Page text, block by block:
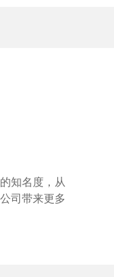
知名度，从
司带来更多